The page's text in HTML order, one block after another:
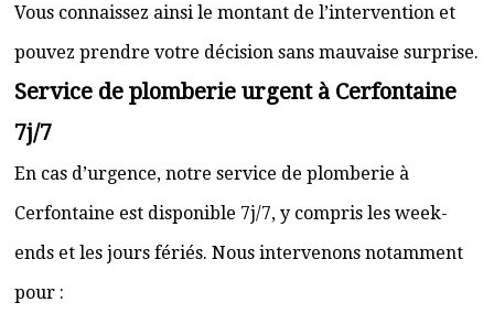
Vous connaissez ainsi le montant de l’intervention et
pouvez prendre votre décision sans mauvaise surprise.
Service de plomberie urgent à Cerfontaine
7j/7
En cas d’urgence, notre service de plomberie à
Cerfontaine est disponible 7j/7, y compris les week-
ends et les jours fériés. Nous intervenons notamment
pour :